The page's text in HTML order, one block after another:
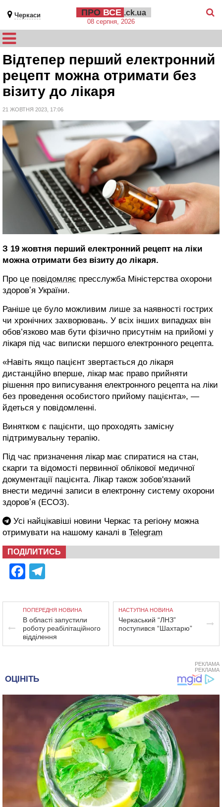
Черкаси ПРО ВСЕ .ck.ua
08 серпня, 2026
Відтепер перший електронний
рецепт можна отримати без
візиту до лікаря
21 ЖОВТНЯ 2023, 17:06
З 19 жовтня перший електронний рецепт на ліки
можна отримати без візиту до лікаря.
Про це повідомляє пресслужба Міністерства охорони
здоровʼя України.
Раніше це було можливим лише за наявності гострих
чи хронічних захворювань. У всіх інших випадках він
обов’язково мав бути фізично присутнім на прийомі у
лікаря під час виписки першого електронного рецепта.
«Навіть якщо пацієнт звертається до лікаря
дистанційно вперше, лікар має право прийняти
рішення про виписування електронного рецепта на ліки
без проведення особистого прийому пацієнта», —
йдеться у повідомленні.
Винятком є пацієнти, що проходять замісну
підтримувальну терапію.
Під час призначення лікар має спиратися на стан,
скарги та відомості первинної облікової медичної
документації пацієнта. Лікар також зобов'язаний
внести медичні записи в електронну систему охорони
здоровʼя (ЕСОЗ).
Усі найцікавіші новини Черкас та регіону можна
отримувати на нашому каналі в Telegram
ПОДІЛИТИСЬ
Facebook
ПОПЕРЕДНЯ НОВИНА
В області запустили
роботу реабілітаційного
відділення
НАСТУПНА НОВИНА
Черкаський “ЛНЗ”
поступився “Шахтарю”
РЕКЛАМА
РЕКЛАМА